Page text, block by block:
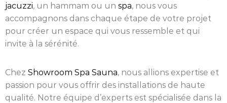
jacuzzi, un hammam ou un spa, nous vous
accompagnons dans chaque étape de votre projet
pour créer un espace qui vous ressemble et qui
invite à la sérénité.
Chez Showroom Spa Sauna, nous allions expertise et
passion pour vous offrir des installations de haute
qualité. Notre équipe d’experts est spécialisée dans la